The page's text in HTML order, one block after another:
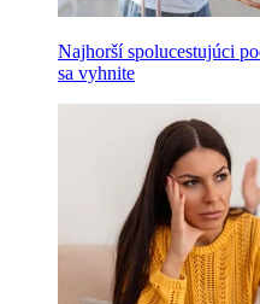
Najhorší spolucestujúci
sa vyhnite